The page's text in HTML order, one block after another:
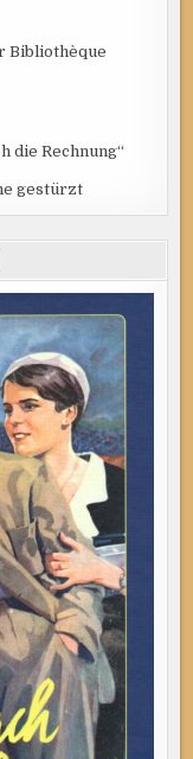
Bibliothèque
die Rechnung“
gestürzt